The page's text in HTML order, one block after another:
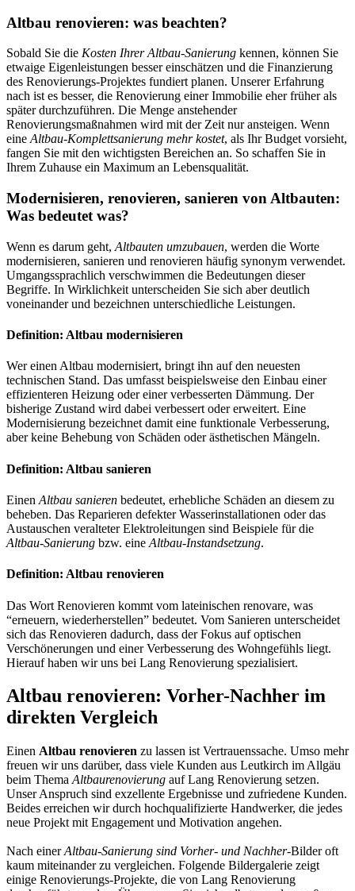
Altbau renovieren: was beachten?
Sobald Sie die Kosten Ihrer Altbau-Sanierung kennen, können Sie
etwaige Eigenleistungen besser einschätzen und die Finanzierung
des Renovierungs-Projektes fundiert planen. Unserer Erfahrung
nach ist es besser, die Renovierung einer Immobilie eher früher als
später durchzuführen. Die Menge anstehender
Renovierungsmaßnahmen wird mit der Zeit nur ansteigen. Wenn
eineAltbau-Komplettsanierung mehr kostet, als Ihr Budget vorsieht,
fangen Sie mit den wichtigsten Bereichen an. So schaffen Sie in
Ihrem Zuhause ein Maximum an Lebensqualität.
Modernisieren, renovieren, sanieren von Altbauten:
Was bedeutet was?
Wenn es darum geht, Altbauten umzubauen, werden die Worte
modernisieren, sanieren und renovieren häufig synonym verwendet.
Umgangssprachlich verschwimmen die Bedeutungen dieser
Begriffe. In Wirklichkeit unterscheiden Sie sich aber deutlich
voneinander und bezeichnen unterschiedliche Leistungen.
Definition: Altbau modernisieren
Wer einen Altbau modernisiert, bringt ihn auf den neuesten
technischen Stand. Das umfasst beispielsweise den Einbau einer
effizienteren Heizung oder einer verbesserten Dämmung. Der
bisherige Zustand wird dabei verbessert oder erweitert. Eine
Modernisierung bezeichnet damit eine funktionale Verbesserung,
aber keine Behebung von Schäden oder ästhetischen Mängeln.
Definition: Altbau sanieren
Einen Altbau sanieren bedeutet, erhebliche Schäden an diesem zu
beheben. Das Reparieren defekter Wasserinstallationen oder das
Austauschen veralteter Elektroleitungen sind Beispiele für die
Altbau-Sanierung bzw. eine Altbau-Instandsetzung.
Definition: Altbau renovieren
Das Wort Renovieren kommt vom lateinischen renovare, was
“erneuern, wiederherstellen” bedeutet. Vom Sanieren unterscheidet
sich das Renovieren dadurch, dass der Fokus auf optischen
Verschönerungen und einer Verbesserung des Wohngefühls liegt.
Hierauf haben wir uns bei Lang Renovierung spezialisiert.
Altbau renovieren: Vorher-Nachher im
direkten Vergleich
Einen Altbau renovieren zu lassen ist Vertrauenssache. Umso mehr
freuen wir uns darüber, dass viele Kunden aus Leutkirch im Allgäu
beim Thema Altbaurenovierung auf Lang Renovierung setzen.
Unser Anspruch sind exzellente Ergebnisse und zufriedene Kunden.
Beides erreichen wir durch hochqualifizierte Handwerker, die jedes
neue Projekt mit Engagement und Motivation angehen.
Nach einerAltbau-Sanierung sind Vorher- und Nachher-Bilder oft
kaum miteinander zu vergleichen. Folgende Bildergalerie zeigt
einige Renovierungs-Projekte, die von Lang Renovierung